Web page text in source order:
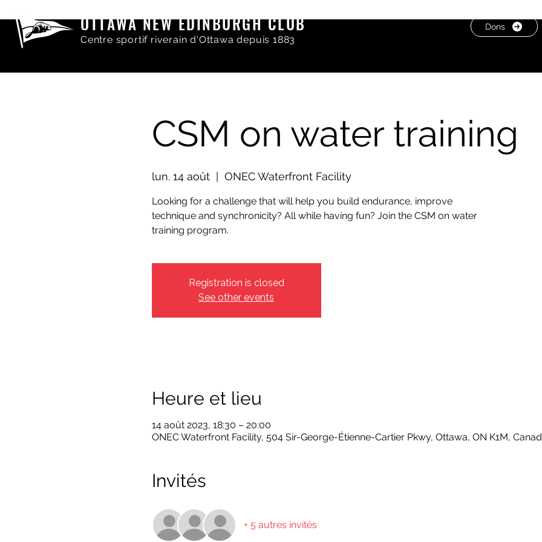
OTTAWA NEW EDINBURGH CLUB
Centre sportif riverain d'Ottawa depuis 1883
Dons
CSM on water training
lun. 14 août
  |
ONEC Waterfront Facility
Looking for a challenge that will help you build endurance, improve
technique and synchronicity? All while having fun? Join the CSM on water
training program.
Registration is closed
See other events
Heure et lieu
14 août 2023, 18:30 – 20:00
ONEC Waterfront Facility, 504 Sir-George-Étienne-Cartier Pkwy, Ottawa, ON K1M,
Invités
+ 5 autres invités